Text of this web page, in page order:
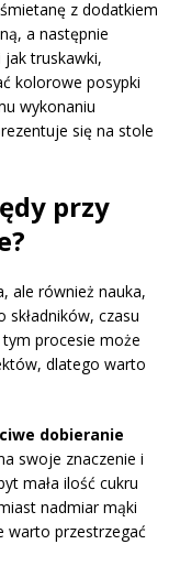
z dodatkiem
a następnie
jak truskawki,
kolorowe posypki
wykonaniu
się na stole
przy
ale również nauka,
czasu
tym procesie może
dlatego warto
dobieranie
swoje znaczenie i
mała ilość cukru
nadmiar mąki
warto przestrzegać